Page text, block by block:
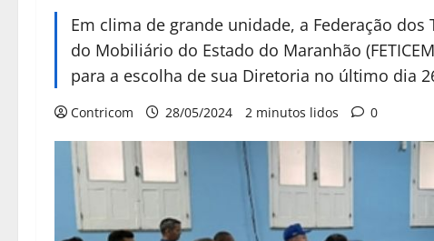
Em clima de grande unidade, a Federação
do Mobiliário do Estado do Maranhão
para a escolha de sua Diretoria no último dia
Contricom 28/05/2024 2 minutos lidos 0